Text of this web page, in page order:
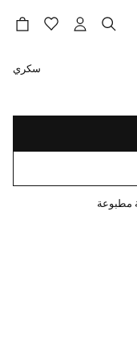
سكري